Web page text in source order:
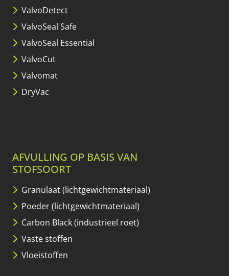
ValvoDetect
ValvoSeal Safe
ValvoSeal Essential
ValvoCut
Valvomat
DryVac
AFVULLING OP BASIS VAN
STOFSOORT
Granulaat (lichtgewicht­materiaal)
Poeder (lichtgewicht­materiaal)
Carbon Black (industrieel roet)
Vaste stoffen
Vloeistoffen